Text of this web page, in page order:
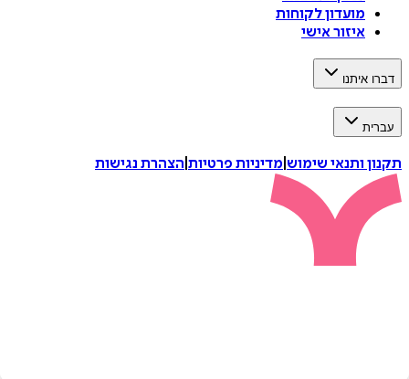
מועדון לקוחות
איזור אישי
דברו איתנו
עברית
תקנון ותנאי שימוש מדיניות פרטיות הצהרת נגישות